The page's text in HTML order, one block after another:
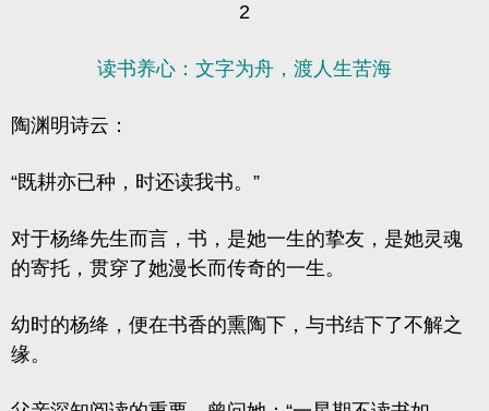
2
读书养心：文字为舟，渡人生苦海
陶渊明诗云：
“既耕亦已种，时还读我书。”
对于杨绛先生而言，书，是她一生的挚友，是她灵魂
的寄托，贯穿了她漫长而传奇的一生。
幼时的杨绛，便在书香的熏陶下，与书结下了不解之
缘。